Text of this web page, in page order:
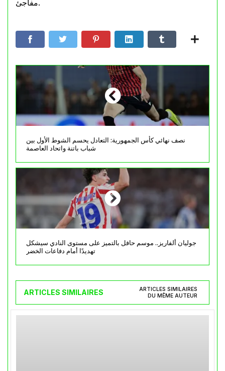
مفاجئ.
نصف نهائي كأس الجمهورية: التعادل يحسم الشوط الأول بين
شباب باتنة واتحاد العاصمة
جوليان ألفاريز.. موسم حافل بالتميز على مستوى النادي سيشكل
تهديدًا أمام دفاعات الخضر
ARTICLES SIMILAIRES
ARTICLES SIMILAIRES
DU MÊME AUTEUR